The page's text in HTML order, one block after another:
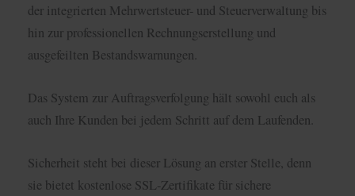
der integrierten Mehrwertsteuer- und Steuerverwaltung bis
hin zur professionellen Rechnungserstellung und
ausgefeilten Bestandswarnungen.
Das System zur Auftragsverfolgung hält sowohl euch als
auch Ihre Kunden bei jedem Schritt auf dem Laufenden.
Sicherheit steht bei dieser Lösung an erster Stelle, denn
sie bietet kostenlose SSL-Zertifikate für sichere